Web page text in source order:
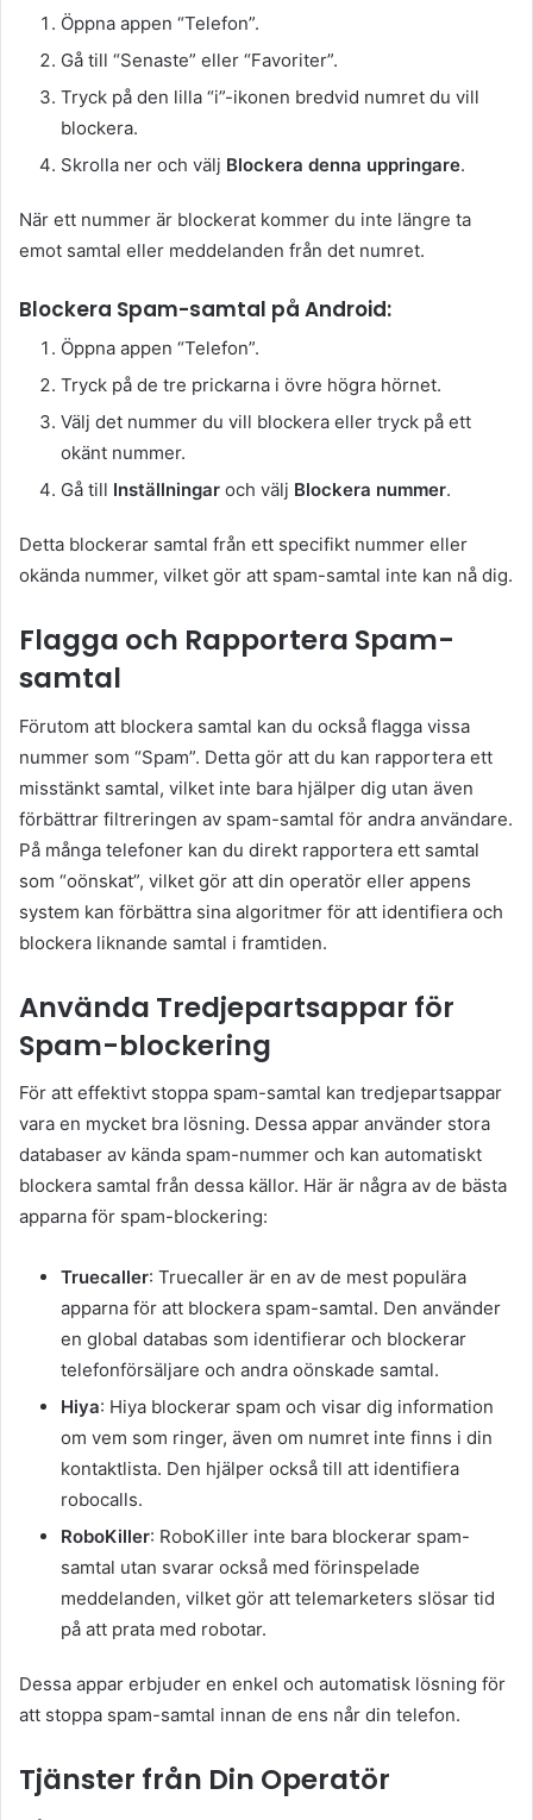
Öppna appen “Telefon”.
Gå till “Senaste” eller “Favoriter”.
Tryck på den lilla “i”-ikonen bredvid numret du vill
blockera.
Skrolla ner och välj Blockera denna uppringare.
När ett nummer är blockerat kommer du inte längre ta
emot samtal eller meddelanden från det numret.
Blockera Spam-samtal på Android:
Öppna appen “Telefon”.
Tryck på de tre prickarna i övre högra hörnet.
Välj det nummer du vill blockera eller tryck på ett
okänt nummer.
Gå till Inställningar och välj Blockera nummer.
Detta blockerar samtal från ett specifikt nummer eller
okända nummer, vilket gör att spam-samtal inte kan nå dig.
Flagga och Rapportera Spam-
samtal
Förutom att blockera samtal kan du också flagga vissa
nummer som “Spam”. Detta gör att du kan rapportera ett
misstänkt samtal, vilket inte bara hjälper dig utan även
förbättrar filtreringen av spam-samtal för andra användare.
På många telefoner kan du direkt rapportera ett samtal
som “oönskat”, vilket gör att din operatör eller appens
system kan förbättra sina algoritmer för att identifiera och
blockera liknande samtal i framtiden.
Använda Tredjepartsappar för
Spam-blockering
För att effektivt stoppa spam-samtal kan tredjepartsappar
vara en mycket bra lösning. Dessa appar använder stora
databaser av kända spam-nummer och kan automatiskt
blockera samtal från dessa källor. Här är några av de bästa
apparna för spam-blockering:
Truecaller: Truecaller är en av de mest populära
apparna för att blockera spam-samtal. Den använder
en global databas som identifierar och blockerar
telefonförsäljare och andra oönskade samtal.
Hiya: Hiya blockerar spam och visar dig information
om vem som ringer, även om numret inte finns i din
kontaktlista. Den hjälper också till att identifiera
robocalls.
RoboKiller: RoboKiller inte bara blockerar spam-
samtal utan svarar också med förinspelade
meddelanden, vilket gör att telemarketers slösar tid
på att prata med robotar.
Dessa appar erbjuder en enkel och automatisk lösning för
att stoppa spam-samtal innan de ens når din telefon.
Tjänster från Din Operatör